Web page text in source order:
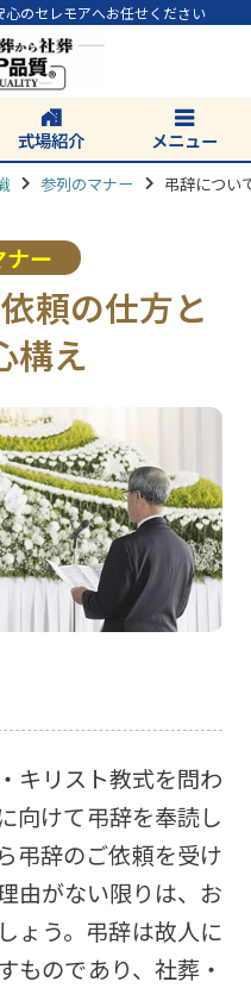
のセレモアへお任せください
式場紹介 メニュー
参列のマナー 弔辞につい
ー
頼の仕方と
構え
キリスト教式を問わ
向けて弔辞を奉読し
弔辞のご依頼を受け
由がない限りは、お
ょう。弔辞は故人に
ものであり、社葬・